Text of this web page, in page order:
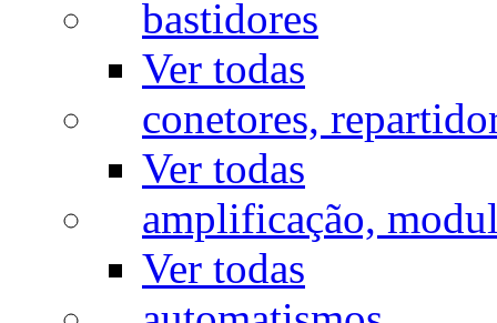
bastidores
Ver todas
conetores,
Ver todas
amplificação,
Ver todas